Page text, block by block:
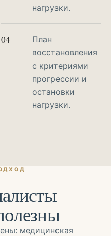
нагрузки.
04
План
восстановления
с критериями
прогрессии и
остановки
нагрузки.
медицинская